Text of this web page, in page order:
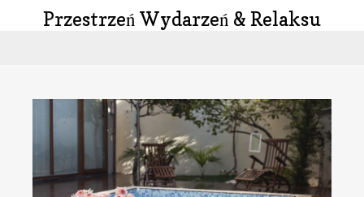
Przestrzeń Wydarzeń & Relaksu